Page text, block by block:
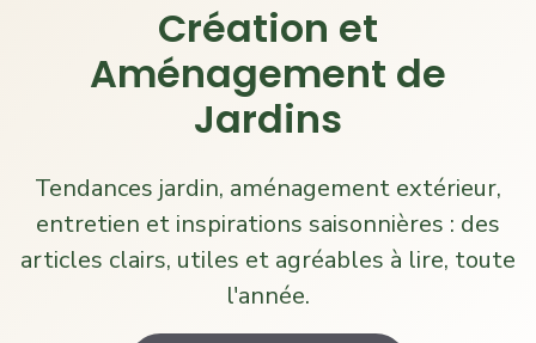
Création et
Aménagement de
Jardins
Tendances jardin, aménagement extérieur,
entretien et inspirations saisonnières : des
articles clairs, utiles et agréables à lire, toute
l'année.